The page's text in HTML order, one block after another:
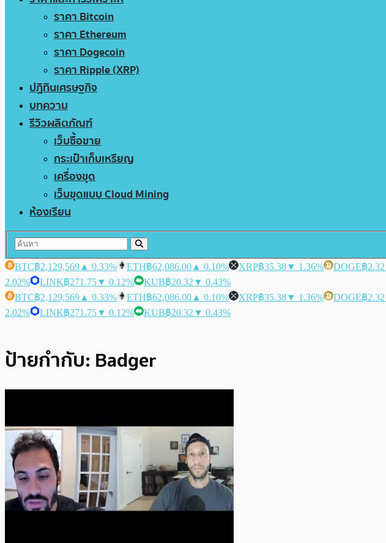
ราคา Bitcoin
ราคา Ethereum
ราคา Dogecoin
ราคา Ripple (XRP)
ปฏิทินเศรษฐกิจ
บทความ
รีวิวผลิตภัณฑ์
เว็บซื้อขาย
กระเป๋าเก็บเหรียญ
เครื่องขุด
เว็บขุดแบบ Cloud Mining
ห้องเรียน
BTC฿2,129,569 ▲ 0.33% ETH฿62,086.00 ▲ 0.10% XRP฿35.38▼ 1.36% DOGE฿2.32
2.02%
LINK฿271.75▼ 0.12% KUB฿20.32 ▼ 0.43%
BTC฿2,129,569 ▲ 0.33% ETH฿62,086.00 ▲ 0.10% XRP฿35.38▼ 1.36% DOGE฿2.32
2.02%
LINK฿271.75▼ 0.12% KUB฿20.32 ▼ 0.43%
ป้ายกำกับ: Badger